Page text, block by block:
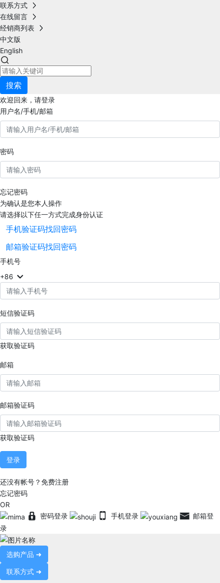
联系方式
在线留言
经销商列表
中文版
English
搜索
欢迎回来，请登录
用户名/手机/邮箱
密码
忘记密码
为确认是您本人操作
请选择以下任一方式完成身份认证
手机验证码找回密码
邮箱验证码找回密码
手机号
+86
短信验证码
获取验证码
邮箱
邮箱验证码
获取验证码
登录
还没有帐号？免费注册
忘记密码
OR
密码登录
手机登录
邮箱登
录
选购产品 ➜
联系方式 ➜